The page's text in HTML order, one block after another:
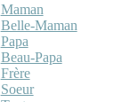
Maman
Belle-Maman
Papa
Beau-Papa
Frère
Soeur